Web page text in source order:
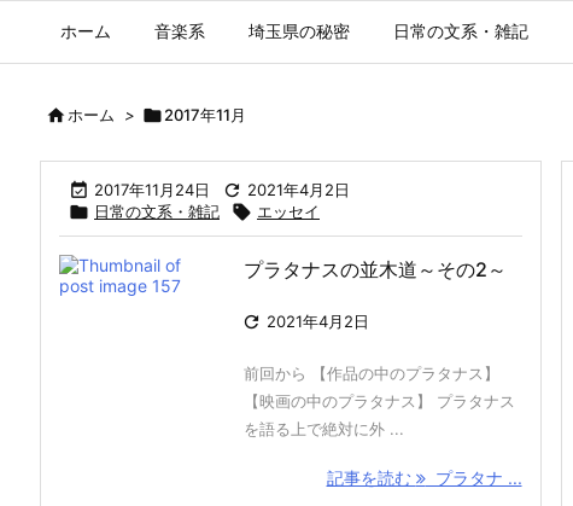
ホーム 音楽系 埼玉県の秘密 日常の文系・雑記
ホーム > 2017年11月
 2017年11月24日  2021年4月2日
 日常の文系・雑記  エッセイ
プラタナスの並木道～その2～
 2021年4月2日
前回から 【作品の中のプラタナス】
【映画の中のプラタナス】 プラタナス
を語る上で絶対に外 ...
記事を読む プラタナ ...